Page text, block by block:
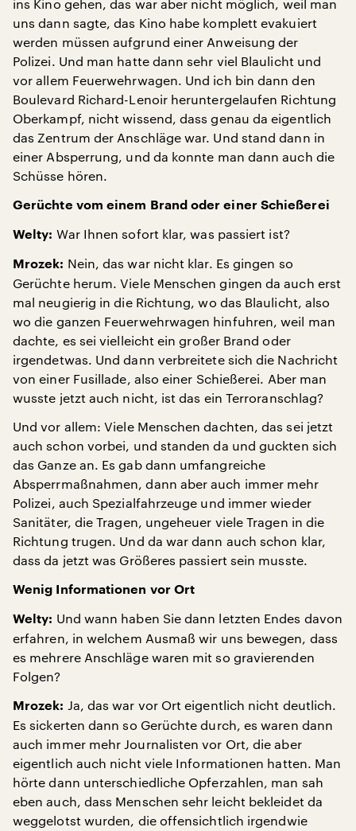
ins Kino gehen, das war aber nicht möglich, weil man
uns dann sagte, das Kino habe komplett evakuiert
werden müssen aufgrund einer Anweisung der
Polizei. Und man hatte dann sehr viel Blaulicht und
vor allem Feuerwehrwagen. Und ich bin dann den
Boulevard Richard-Lenoir heruntergelaufen Richtung
Oberkampf, nicht wissend, dass genau da eigentlich
das Zentrum der Anschläge war. Und stand dann in
einer Absperrung, und da konnte man dann auch die
Schüsse hören.
Gerüchte vom einem Brand oder einer Schießerei
Welty: War Ihnen sofort klar, was passiert ist?
Mrozek: Nein, das war nicht klar. Es gingen so
Gerüchte herum. Viele Menschen gingen da auch erst
mal neugierig in die Richtung, wo das Blaulicht, also
wo die ganzen Feuerwehrwagen hinfuhren, weil man
dachte, es sei vielleicht ein großer Brand oder
irgendetwas. Und dann verbreitete sich die Nachricht
von einer Fusillade, also einer Schießerei. Aber man
wusste jetzt auch nicht, ist das ein Terroranschlag?
Und vor allem: Viele Menschen dachten, das sei jetzt
auch schon vorbei, und standen da und guckten sich
das Ganze an. Es gab dann umfangreiche
Absperrmaßnahmen, dann aber auch immer mehr
Polizei, auch Spezialfahrzeuge und immer wieder
Sanitäter, die Tragen, ungeheuer viele Tragen in die
Richtung trugen. Und da war dann auch schon klar,
dass da jetzt was Größeres passiert sein musste.
Wenig Informationen vor Ort
Welty: Und wann haben Sie dann letzten Endes davon
erfahren, in welchem Ausmaß wir uns bewegen, dass
es mehrere Anschläge waren mit so gravierenden
Folgen?
Mrozek: Ja, das war vor Ort eigentlich nicht deutlich.
Es sickerten dann so Gerüchte durch, es waren dann
auch immer mehr Journalisten vor Ort, die aber
eigentlich auch nicht viele Informationen hatten. Man
hörte dann unterschiedliche Opferzahlen, man sah
eben auch, dass Menschen sehr leicht bekleidet da
weggelotst wurden, die offensichtlich irgendwie